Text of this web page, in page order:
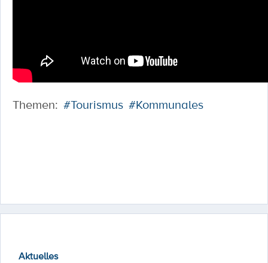
Themen: #Tourismus #Kommunales
Aktuelles